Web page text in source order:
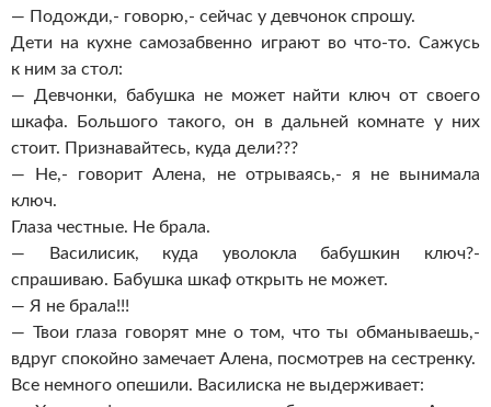
— Подожди,- говорю,- сейчас у девчонок спрошу.
Дети на кухне самозабвенно играют во что-то. Сажусь
к ним за стол:
— Девчонки, бабушка не может найти ключ от своего
шкафа. Большого такого, он в дальней комнате у них
стоит. Признавайтесь, куда дели???
— Не,- говорит Алена, не отрываясь,- я не вынимала
ключ.
Глаза честные. Не брала.
— Василисик, куда уволокла бабушкин ключ?-
спрашиваю. Бабушка шкаф открыть не может.
— Я не брала!!!
— Твои глаза говорят мне о том, что ты обманываешь,-
вдруг спокойно замечает Алена, посмотрев на сестренку.
Все немного опешили. Василиска не выдерживает: